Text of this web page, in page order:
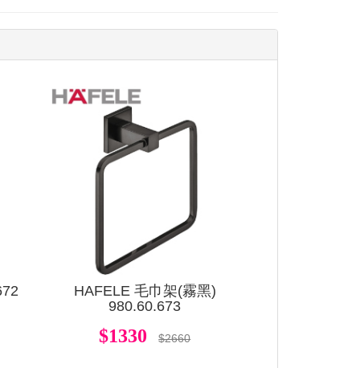
HAFELE 毛巾架(霧黑)
980.60.673
$1330 $2660